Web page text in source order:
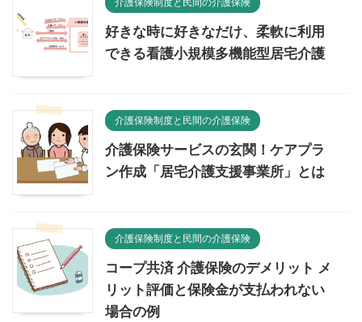
好きな時に好きなだけ、柔軟に利用
できる看護小規模多機能型居宅介護
介護保険制度と民間の介護保険
介護保険サービスの玄関！ケアプラ
ン作成「居宅介護支援事業所」とは
介護保険制度と民間の介護保険
コープ共済 介護保険のデメリット メ
リット評価と保険金が支払われない
場合の例